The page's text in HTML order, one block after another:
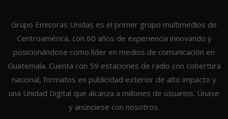
Grupo Emisoras Unidas es el primer grupo multimedios de
Centroamérica, con 60 años de experiencia innovando y
posicionándose como líder en medios de comunicación en
Guatemala. Cuenta con 59 estaciones de radio con cobertura
nacional, formatos en publicidad exterior de alto impacto y
una Unidad Digital que alcanza a millones de usuarios. Únase
y anúnciese con nosotros.